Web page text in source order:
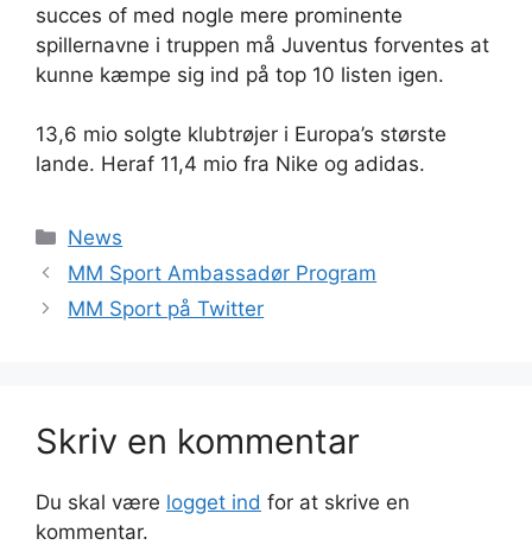
succes of med nogle mere prominente
spillernavne i truppen må Juventus forventes at
kunne kæmpe sig ind på top 10 listen igen.
13,6 mio solgte klubtrøjer i Europa’s største
lande. Heraf 11,4 mio fra Nike og adidas.
Kategorier
News
MM Sport Ambassadør Program
MM Sport på Twitter
Skriv en kommentar
Du skal være logget ind for at skrive en
kommentar.